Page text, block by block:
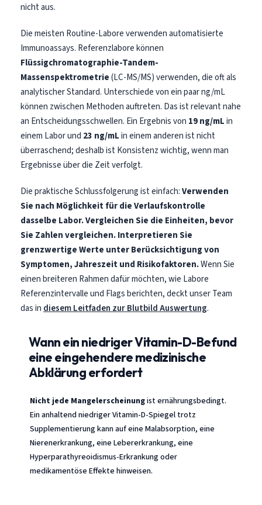
nicht aus.
Die meisten Routine-Labore verwenden automatisierte
Immunoassays. Referenzlabore können
Flüssigchromatographie-Tandem-
Massenspektrometrie(LC-MS/MS) verwenden, die oft als
analytischer Standard. Unterschiede von ein paar ng/mL
können zwischen Methoden auftreten. Das ist relevant nahe
an Entscheidungsschwellen. Ein Ergebnis von 19 ng/mLin
einem Labor und 23 ng/mLin einem anderen ist nicht
überraschend; deshalb ist Konsistenz wichtig, wenn man
Ergebnisse über die Zeit verfolgt.
Die praktische Schlussfolgerung ist einfach:Verwenden
Sie nach Möglichkeit für die Verlaufskontrolle
dasselbe Labor.Vergleichen Sie die Einheiten, bevor
Sie Zahlen vergleichen.Interpretieren Sie
grenzwertige Werte unter Berücksichtigung von
Symptomen, Jahreszeit und Risikofaktoren.Wenn Sie
einen breiteren Rahmen dafür möchten, wie Labore
Referenzintervalle und Flags berichten, deckt unser Team
das in diesem Leitfaden zur Blutbild Auswertung.
Wann ein niedriger Vitamin-D-Befund
eine eingehendere medizinische
Abklärung erfordert
Nicht jede Mangelerscheinungist ernährungsbedingt.
Ein anhaltend niedriger Vitamin-D-Spiegel trotz
Supplementierung kann auf eine Malabsorption, eine
Nierenerkrankung, eine Lebererkrankung, eine
Hyperparathyreoidismus-Erkrankung oder
medikamentöse Effekte hinweisen.
Dansk
Nederlands
Bahasa Indonesia
Հայերեն
Íslenska
Српски језик
Svenska
Eesti
日本語
ქართული
Русский
Polski
한국어
Slovenščina
Magyar
Shqip
বাংলা
اردو
मराठी
తెలుగు